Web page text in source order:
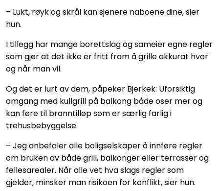
– Lukt, røyk og skrål kan sjenere naboene dine, sier
hun.
I tillegg har mange borettslag og sameier egne regler
som gjør at det ikke er fritt fram å grille akkurat hvor
og når man vil.
Og det er lurt av dem, påpeker Bjerkek: Uforsiktig
omgang med kullgrill på balkong både oser mer og
kan føre til branntilløp som er særlig farlig i
trehusbebyggelse.
– Jeg anbefaler alle boligselskaper å innføre regler
om bruken av både grill, balkonger eller terrasser og
fellesarealer. Når alle vet hva slags regler som
gjelder, minsker man risikoen for konflikt, sier hun.